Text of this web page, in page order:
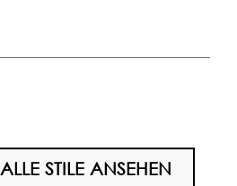
ALLE STILE ANSEHEN